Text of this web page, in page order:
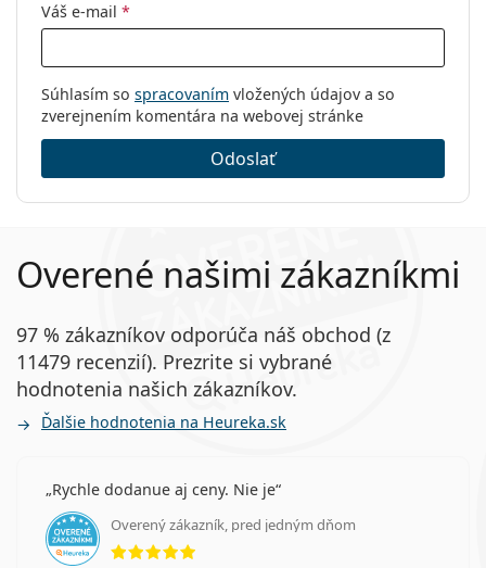
Purpose 360 ml s puzdrom
prečítajte pokyny.
Výrobca:
krabičke:
Hmotnosť:
19 g
Ostatné
Kategória:
Mesačné
Tórické šošovky
Silikón-hydrogélové
Kontaktné šošovky
Váš e-mail *
Súhlasím so spracovaním vložených údajov a so
zverejnením komentára na webovej stránke
Odoslať
Overené našimi zákazníkmi
97 % zákazníkov odporúča náš obchod (z
11479 recenzií). Prezrite si vybrané
hodnotenia našich zákazníkov.
Ďalšie hodnotenia na Heureka.sk
Rychle dodanue aj ceny. Nie je
Overený zákazník, pred jedným dňom
hodnotenie 5 z 5